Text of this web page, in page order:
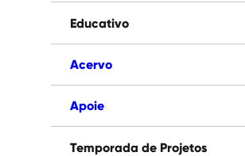
Educativo
Acervo
Apoie
Temporada de Projetos